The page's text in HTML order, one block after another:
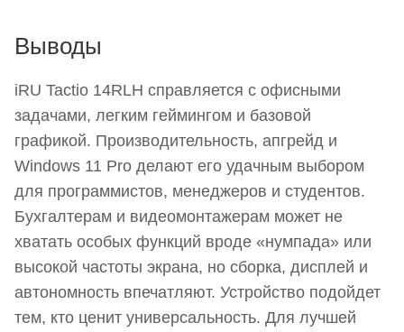
Выводы
iRU Tactio 14RLH справляется с офисными
задачами, легким геймингом и базовой
графикой. Производительность, апгрейд и
Windows 11 Pro делают его удачным выбором
для программистов, менеджеров и студентов.
Бухгалтерам и видеомонтажерам может не
хватать особых функций вроде «нумпада» или
высокой частоты экрана, но сборка, дисплей и
автономность впечатляют. Устройство подойдет
тем, кто ценит универсальность. Для лучшей